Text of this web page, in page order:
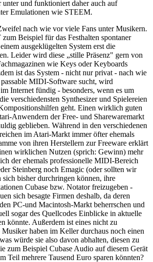
unter und funktioniert daher auch auf
Emulationen wie STEEM.
nach wie vor viele Fans unter Musikern.
Beispiel für das Festhalten spontaner
ausgeklügelten System erst die
Leider wird diese „stille Präsenz" gern von
wie Keys oder Keyboards
ist das System - nicht nur privat - nach wie
MIDI-Software sucht, wird
Internet fündig - besonders, wenn es um
verschiedensten Synthesizer und Spielereien
geht. Einen wirklich guten
Anwendern der Free- und Sharewaremarkt
geblieben. Während in den verschiedenen
im Atari-Markt immer öfter ehemals
von ihren Herstellern zur Freeware erklärt
wirklichen Nutzen (sprich: Gewinn) mehr
der ehemals professionelle MIDI-Bereich
Steinberg noch Emagic (oder sollten wir
sich bisher durchringen können, ihre
Cubase bzw. Notator freizugeben -
sich besagte Firmen deshalb, da deren
PC-und Macintosh-Markt beherrschen und
sogar des Quellcodes Einblicke in aktuelle
könnte. Außerdem ist eines nicht zu
haben im Keller durchaus noch einen
würde sie also davon abhalten, diesen zu
zum Beispiel Cubase Audio auf diesem Gerät
Teil mehrere Tausend Euro sparen könnten?